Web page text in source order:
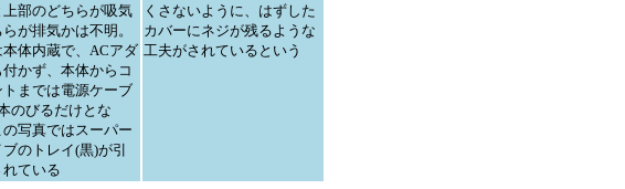
上部のどちらが吸気
が排気かは不明。
本体内蔵で、ACアダ
付かず、本体からコ
トまでは電源ケーブ
のびるだけとな
の写真ではスーパー
ブのトレイ(黒)が引
れている
くさないように、はずした
カバーにネジが残るような
工夫がされているという